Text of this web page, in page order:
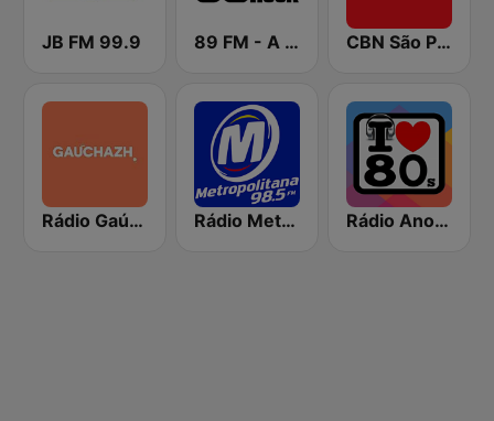
JB FM 99.9 89 FM - A Rádio Rock CBN São Paulo
Rádio Gaúcha ZH Rádio Metropolitana 98.5 FM Rádio Anos 80